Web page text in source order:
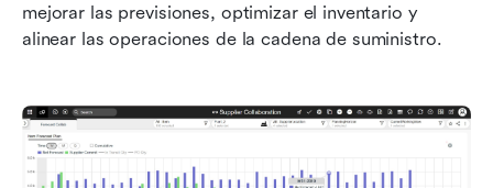
mejorar las previsiones, optimizar el inventario y
alinear las operaciones de la cadena de suministro.